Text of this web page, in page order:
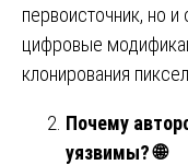
первоисточник, но
цифровые
клонирования
Почему
уязвимы?🌐